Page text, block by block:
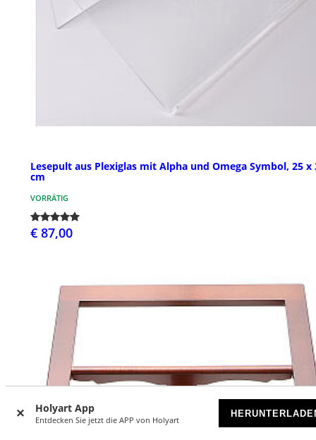
Holyart App
Entdecken Sie jetzt die APP von Holyart
Lesepult aus Plexiglas mit Alpha und Omega Symbol, 25 x
cm
VORRÄTIG
€ 87,00